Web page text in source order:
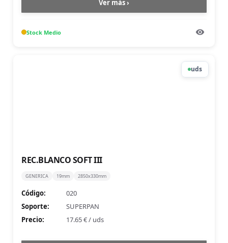
Ver más ›
Stock Medio
REC.BLANCO SOFT III
GENERICA 19mm 2850x330mm
Código:
020
Soporte:
SUPERPAN
Precio:
17.65 €/ uds
uds